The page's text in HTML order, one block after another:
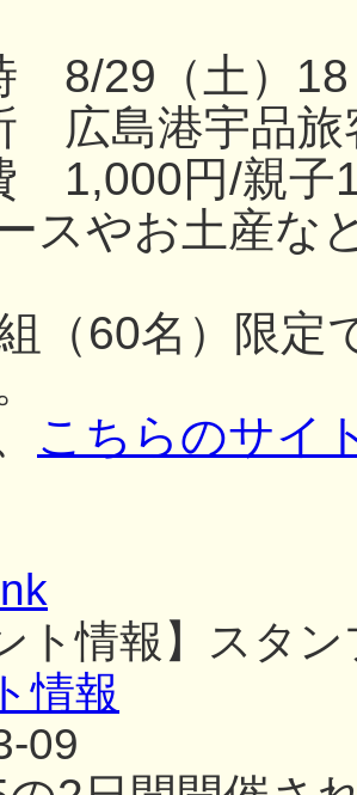
8/29（土）18
島港宇品旅
1,000円/親子
スやお土産な
（60名）限定
こちらのサイ
ト情報】スタ
情報
09